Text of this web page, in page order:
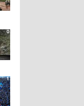
0
1